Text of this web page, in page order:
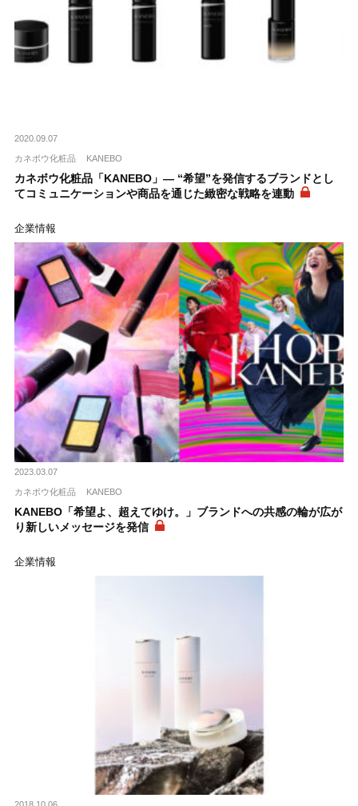
2020.09.07
カネボウ化粧品 KANEBO
カネボウ化粧品「KANEBO」― “希望”を発信するブランドとし
てコミュニケーションや商品を通じた緻密な戦略を連動
企業情報
2023.03.07
カネボウ化粧品 KANEBO
KANEBO「希望よ、超えてゆけ。」ブランドへの共感の輪が広が
り新しいメッセージを発信
企業情報